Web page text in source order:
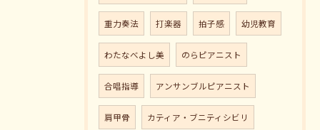
重力奏法 打楽器 拍子感 幼児教育
わたなべよし美 のらピアニスト
合唱指導 アンサンブルピアニスト
肩甲骨 カティア・ブニティシビリ